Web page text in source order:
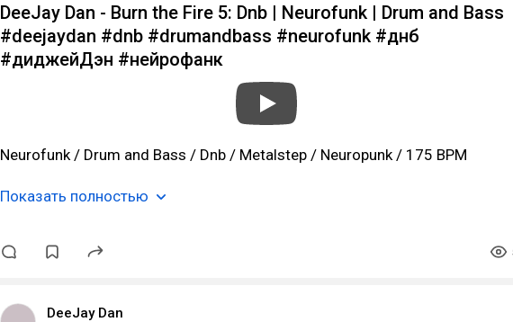
DeeJay Dan - Burn the Fire 5: Dnb | Neurofunk | Drum and Bass
#deejaydan #dnb #drumandbass #neurofunk #днб
#диджейДэн #нейрофанк
Neurofunk / Drum and Bass / Dnb / Metalstep / Neuropunk / 175 BPM
Показать полностью
DeeJay Dan